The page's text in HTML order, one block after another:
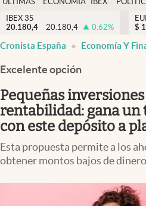
Criptomonedas
España
NOTICIAS
FINANZAS
EURO
IBEX 35
20.180,4
20.180,4 0.62%
$
Cronista España Economía Y
Excelente opción
Pequeñas
rentabilidad: gana un
con este depósito a
Esta propuesta permite a los
obtener montos bajos de